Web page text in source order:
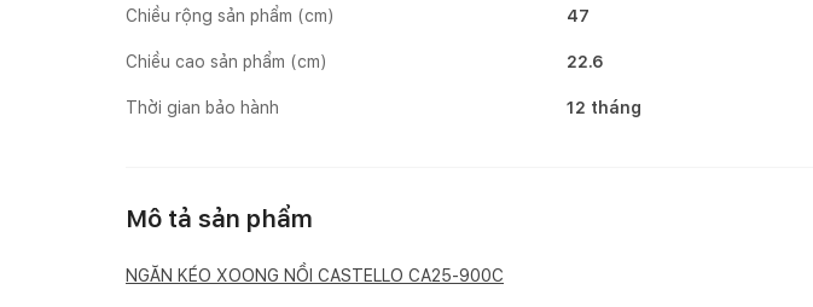
Chiều rộng sản phẩm (cm) 47
Chiều cao sản phẩm (cm) 22.6
Thời gian bảo hành 12 tháng
Mô tả sản phẩm
NGĂN KÉO XOONG NỒI CASTELLO CA25-900C